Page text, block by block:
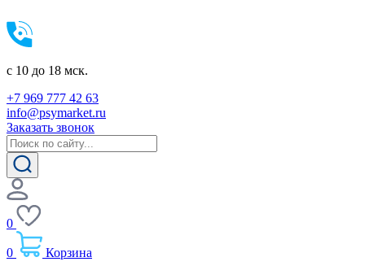
c 10 до 18 мск.
+7 969 777 42 63
info@psymarket.ru
Заказать звонок
0
0
Корзина